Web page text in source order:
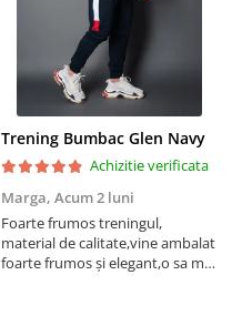
Trening Bumbac Glen Navy
Achizitie verificata
Marga, Acum 2 luni
Foarte frumos treningul,
material de calitate,vine ambalat
foarte frumos și elegant,o sa mai